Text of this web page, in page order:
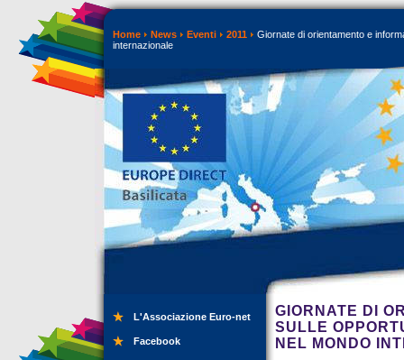
Home News Eventi 2011
Giornate di orientamento e
internazionale
L'Associazione Euro-net
Facebook
GIORNATE DI
SULLE
NEL MONDO